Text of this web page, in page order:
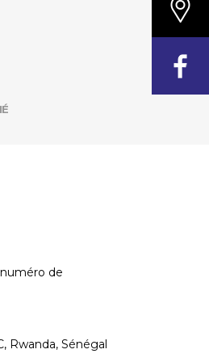
de
Rwanda, Sénégal